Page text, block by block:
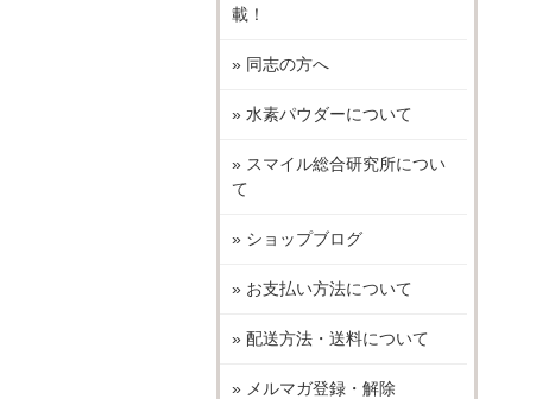
載！
» 同志の方へ
» 水素パウダーについて
» スマイル総合研究所につい
て
» ショップブログ
» お支払い方法について
» 配送方法・送料について
» メルマガ登録・解除